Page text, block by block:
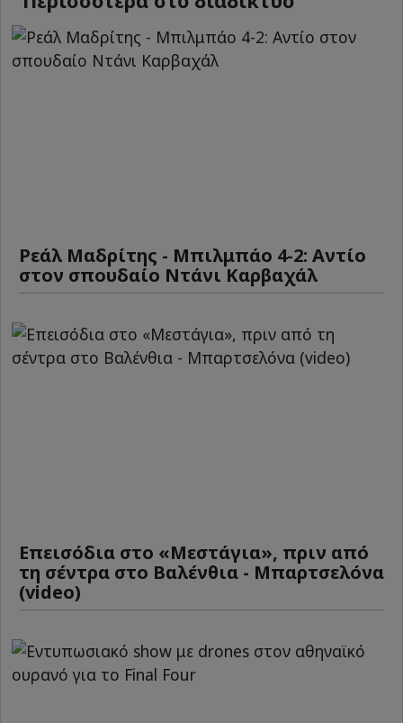
Ρεάλ Μαδρίτης - Μπιλμπάο 4-2: Αντίο
στον σπουδαίο Ντάνι Καρβαχάλ
Επεισόδια στο «Μεστάγια», πριν από
τη σέντρα στο Βαλένθια - Μπαρτσελόνα
(video)